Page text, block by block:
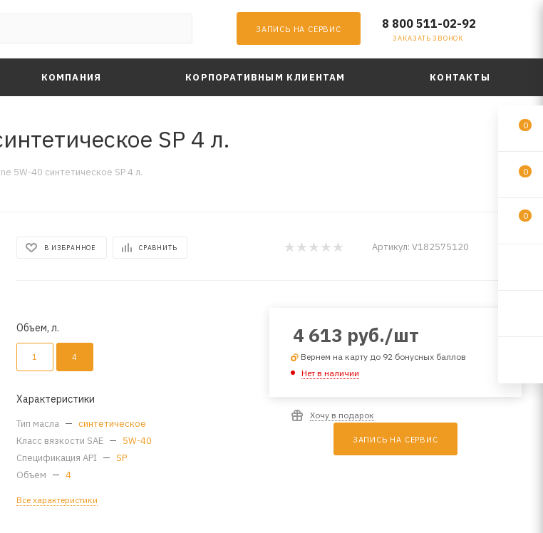
ЗАПИСЬ НА СЕРВИС 8 800 511-02-92
ЗАКАЗАТЬ ЗВОНОК
КОМПАНИЯ КОРПОРАТИВНЫМ КЛИЕНТАМ КОНТАКТЫ
SP 4 л.
5W-40 синтетическое SP 4 л.
В ИЗБРАННОЕ СРАВНИТЬ Артикул: V182575120
Объем, л.
1 4
Характеристики
Тип масла — синтетическое
Класс вязкости SAE — 5W-40
Спецификация API — SP
Объем — 4
Все характеристики
4 613 руб./шт
Вернем на карту до 92 бонусных баллов
Нет в наличии
Хочу в подарок
ЗАПИСЬ НА СЕРВИС
0
0
0